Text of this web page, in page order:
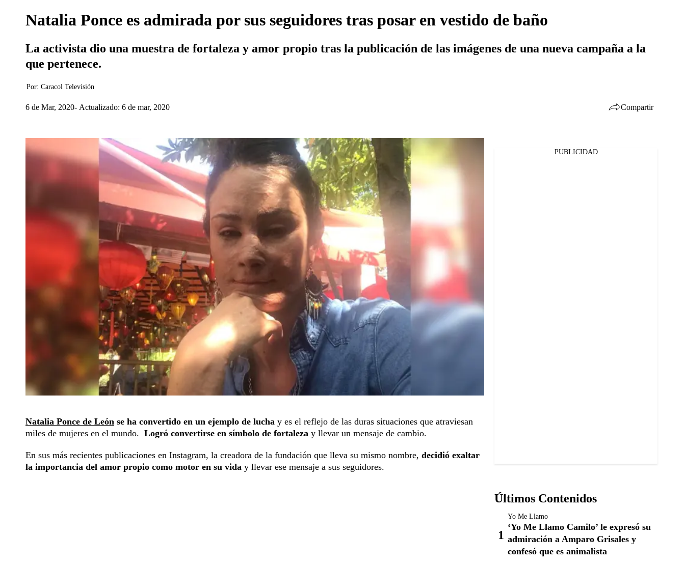
Natalia Ponce es admirada por sus seguidores tras posar en vestido de baño
La activista dio una muestra de fortaleza y amor propio tras la publicación de las imágenes de una nueva campaña a la
que pertenece.
Por: Caracol Televisión
6 de Mar, 2020 Actualizado: 6 de mar, 2020 Compartir
Natalia Ponce de León se ha convertido en un ejemplo de lucha y es el reflejo de las duras situaciones que atraviesan
miles de mujeres en el mundo. Logró convertirse en símbolo de fortaleza y llevar un mensaje de cambio.
En sus más recientes publicaciones en Instagram, la creadora de la fundación que lleva su mismo nombre, decidió exaltar
la importancia del amor propio como motor en su vida y llevar ese mensaje a sus seguidores.
PUBLICIDAD
Últimos Contenidos
Yo Me Llamo
‘Yo Me Llamo Camilo’ le expresó su
admiración a Amparo Grisales y
confesó que es animalista